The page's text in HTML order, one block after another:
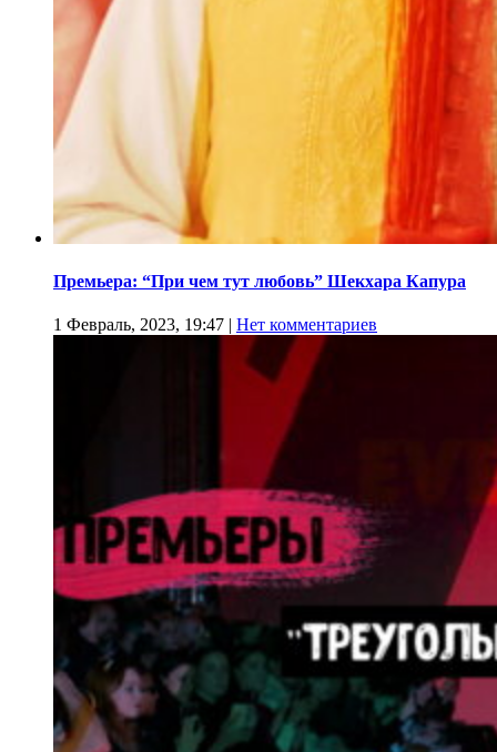
Премьера: “При чем тут любовь” Шекхара Капура
1 Февраль, 2023, 19:47 | Нет комментариев